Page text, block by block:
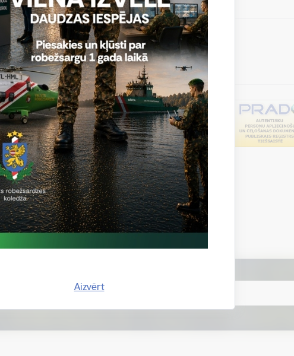
Aizvērt
Vai šī informācija bija noderīga?
Sniegt atsauksmi